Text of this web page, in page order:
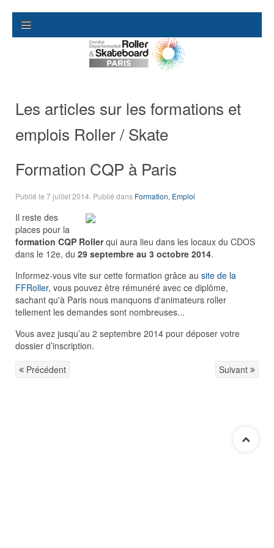
Les articles sur les formations et
emplois Roller / Skate
Formation CQP à Paris
Publié le 7 juillet 2014 . Publié dans Formation, Emploi
Il reste des
places pour la
formation CQP Rollerqui aura lieu dans les locaux du CDOS
dans le 12e, du 29 septembre au 3 octobre 2014.
Informez-vous vite sur cette formation grâce au site de la
FFRoller, vous pouvez être rémunéré avec ce diplôme,
sachant qu'à Paris nous manquons d'animateurs roller
tellement les demandes sont nombreuses...
Vous avez jusqu’au 2 septembre 2014 pour déposer votre
dossier d’inscription.
Précédent
Suivant